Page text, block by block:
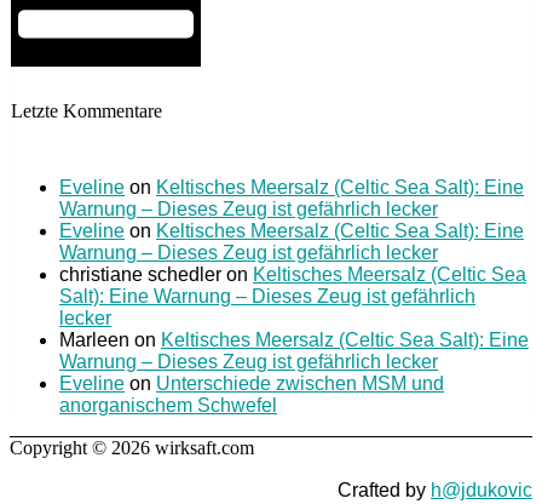
Letzte Kommentare
Eveline on Keltisches Meersalz (Celtic Sea Salt): Eine
Warnung – Dieses Zeug ist gefährlich lecker
Eveline on Keltisches Meersalz (Celtic Sea Salt): Eine
Warnung – Dieses Zeug ist gefährlich lecker
christiane schedler on Keltisches Meersalz (Celtic Sea
Salt): Eine Warnung – Dieses Zeug ist gefährlich
lecker
Marleen on Keltisches Meersalz (Celtic Sea Salt): Eine
Warnung – Dieses Zeug ist gefährlich lecker
Eveline on Unterschiede zwischen MSM und
anorganischem Schwefel
Copyright © 2026 wirksaft.com
Crafted by h@jdukovic